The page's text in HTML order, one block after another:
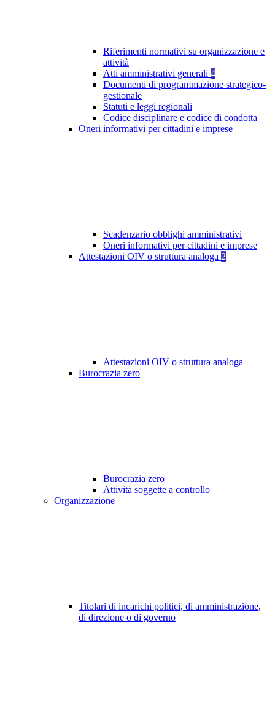
Riferimenti normativi su organizzazione e
attività
Atti amministrativi generali 4
Documenti di programmazione strategico-
gestionale
Statuti e leggi regionali
Codice disciplinare e codice di condotta
Oneri informativi per cittadini e imprese
Scadenzario obblighi amministrativi
Oneri informativi per cittadini e imprese
Attestazioni OIV o struttura analoga 2
Attestazioni OIV o struttura analoga
Burocrazia zero
Burocrazia zero
Attività soggette a controllo
Organizzazione
Titolari di incarichi politici, di amministrazione,
di direzione o di governo